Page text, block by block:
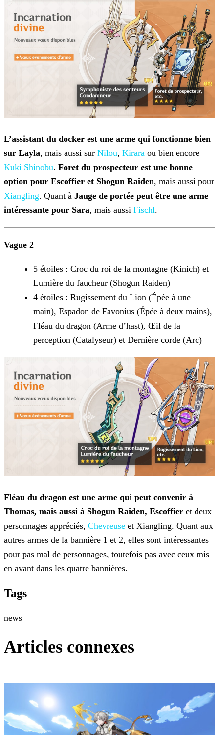
L’assistant du docker est une arme qui fonctionne bien
sur Layla, mais aussi sur Nilou, Kirara ou bien encore
Kuki Shinobu. Foret du prospecteur est une bonne
option pour Escoffier et Shogun Raiden, mais aussi pour
Xiangling. Quant à Jauge de portée peut être une arme
intéressante pour Sara, mais aussi Fischl.
Vague 2
5 étoiles : Croc du roi de la montagne (Kinich) et
Lumière du faucheur (Shogun Raiden)
4 étoiles : Rugissement du Lion (Épée à une
main), Espadon de Favonius (Épée à deux mains),
Fléau du dragon (Arme d’hast), Œil de la
perception (Catalyseur) et Dernière corde (Arc)
Fléau du dragon est une arme qui peut convenir à
Thomas, mais aussi à Shogun Raiden, Escoffier et deux
personnages appréciés, Chevreuse et Xiangling. Quant aux
autres armes de la bannière 1 et 2, elles sont intéressantes
pour pas mal de personnages, toutefois pas avec ceux mis
en avant dans les quatre bannières.
Tags
news
Articles connexes